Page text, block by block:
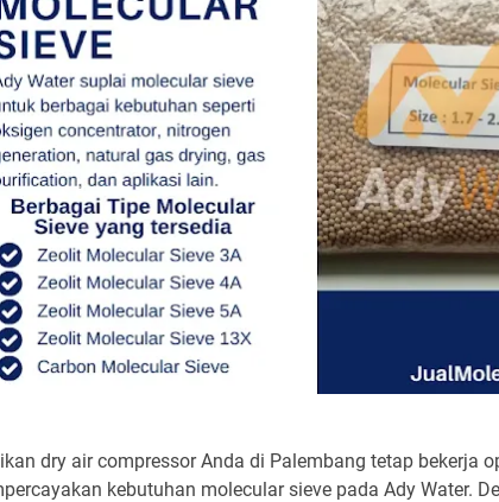
dry air compressor Anda di Palembang tetap bekerja
kebutuhan molecular sieve pada Ady Water.